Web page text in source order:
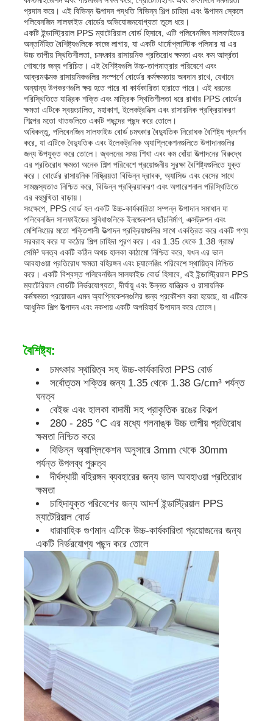
কারখানা ভ্রমণ
মান নিয়ন্ত্রণ
আমাদের সাথে যোগাযোগ করুন
খবর
সব ক্ষেত্রেই
উদ্ধৃতির জন্য আবেদন
পিপি প্লাস্টিকের বোর্ড
পিপি বিজ্ঞাপন বোর্ড
প্লাস্টিক পিপি শীট
পিপিএস বোর্ড
অগ্নি প্রতিরোধী পলিপ্রোপিলিন শীট
পিপি হলো কনস্ট্রাকশন বোর্ড
পিপি ওয়াল শীট
পলিপ্রোপিলিন শীট
পিপি পাইপ
পলিপ্রোপিলিন পাইপ ফিটিং
প্রদান করে। এই বিভিন্ন উত্পাদন পদ্ধতি বিভিন্ন শিল্প চাহিদা এবং উত্পাদন স্কেলে
পলিবেনজিন সালফাইড বোর্ডের অভিযোজনযোগ্যতা তুলে ধরে।
একটি ইন্ডাস্ট্রিয়াল PPS ম্যাটেরিয়াল বোর্ড হিসাবে, এটি পলিবেনজিন সালফাইডের
অন্তর্নিহিত বৈশিষ্ট্যগুলিকে কাজে লাগায়, যা একটি থার্মোপ্লাস্টিক পলিমার যা এর
উচ্চ তাপীয় স্থিতিশীলতা, চমৎকার রাসায়নিক প্রতিরোধ ক্ষমতা এবং কম আর্দ্রতা
শোষণের জন্য পরিচিত। এই বৈশিষ্ট্যগুলি উচ্চ-তাপমাত্রার পরিবেশে এবং
আক্রমণাত্মক রাসায়নিকগুলির সংস্পর্শে বোর্ডের কর্মক্ষমতায় অবদান রাখে, যেখানে
অন্যান্য উপকরণগুলি ক্ষয় হতে পারে বা কার্যকারিতা হারাতে পারে। এই ধরনের
পরিস্থিতিতে যান্ত্রিক শক্তি এবং মাত্রিক স্থিতিশীলতা ধরে রাখার PPS বোর্ডের
ক্ষমতা এটিকে স্বয়ংচালিত, মহাকাশ, ইলেকট্রনিক্স এবং রাসায়নিক প্রক্রিয়াকরণ
শিল্পের মতো খাতগুলিতে একটি পছন্দের পছন্দ করে তোলে।
অধিকন্তু, পলিবেনজিন সালফাইড বোর্ড চমৎকার বৈদ্যুতিক নিরোধক বৈশিষ্ট্য প্রদর্শন
করে, যা এটিকে বৈদ্যুতিক এবং ইলেকট্রনিক অ্যাপ্লিকেশনগুলিতে উপাদানগুলির
জন্য উপযুক্ত করে তোলে। জ্বলনের সময় শিখা এবং কম ধোঁয়া উত্পাদনের বিরুদ্ধে
এর প্রতিরোধ ক্ষমতা অনেক শিল্প পরিবেশে প্রয়োজনীয় সুরক্ষা বৈশিষ্ট্যগুলিতে যুক্ত
করে। বোর্ডের রাসায়নিক নিষ্ক্রিয়তা বিভিন্ন দ্রাবক, অ্যাসিড এবং বেসের সাথে
সামঞ্জস্যতাও নিশ্চিত করে, বিভিন্ন প্রক্রিয়াকরণ এবং অপারেশনাল পরিস্থিতিতে
এর বহুমুখিতা বাড়ায়।
সংক্ষেপে, PPS বোর্ড হল একটি উচ্চ-কার্যকারিতা সম্পন্ন উপাদান সমাধান যা
পলিবেনজিন সালফাইডের সুবিধাগুলিকে ইনজেকশন ছাঁচনির্মাণ, এক্সট্রুশন এবং
মেশিনিংয়ের মতো শক্তিশালী উত্পাদন প্রক্রিয়াগুলির সাথে একত্রিত করে একটি পণ্য
সরবরাহ করে যা কঠোর শিল্প চাহিদা পূরণ করে। এর 1.35 থেকে 1.38 গ্রাম/
সেমি³ ঘনত্ব একটি কঠিন অথচ হালকা কাঠামো নিশ্চিত করে, যখন এর ভাল
আবহাওয়া প্রতিরোধ ক্ষমতা বহিরঙ্গন এবং চ্যালেঞ্জিং পরিবেশে স্থায়িত্ব নিশ্চিত
করে। একটি বিশ্বস্ত পলিবেনজিন সালফাইড বোর্ড হিসাবে, এই ইন্ডাস্ট্রিয়াল PPS
ম্যাটেরিয়াল বোর্ডটি নির্ভরযোগ্যতা, দীর্ঘায়ু এবং উন্নত যান্ত্রিক ও রাসায়নিক
কর্মক্ষমতা প্রয়োজন এমন অ্যাপ্লিকেশনগুলির জন্য প্রকৌশল করা হয়েছে, যা এটিকে
আধুনিক শিল্প উত্পাদন এবং নকশায় একটি অপরিহার্য উপাদান করে তোলে।
বৈশিষ্ট্য:
চমৎকার স্থায়িত্ব সহ উচ্চ-কার্যকারিতা PPS বোর্ড
সর্বোত্তম শক্তির জন্য 1.35 থেকে 1.38 G/cm³ পর্যন্ত
ঘনত্ব
বেইজ এবং হালকা বাদামী সহ প্রাকৃতিক রঙের বিকল্প
280 - 285 °C এর মধ্যে গলনাঙ্ক উচ্চ তাপীয় প্রতিরোধ
ক্ষমতা নিশ্চিত করে
বিভিন্ন অ্যাপ্লিকেশন অনুসারে 3mm থেকে 30mm
পর্যন্ত উপলব্ধ পুরুত্ব
দীর্ঘস্থায়ী বহিরঙ্গন ব্যবহারের জন্য ভাল আবহাওয়া প্রতিরোধ
ক্ষমতা
চাহিদাযুক্ত পরিবেশের জন্য আদর্শ ইন্ডাস্ট্রিয়াল PPS
ম্যাটেরিয়াল বোর্ড
ধারাবাহিক গুণমান এটিকে উচ্চ-কার্যকারিতা প্রয়োজনের জন্য
একটি নির্ভরযোগ্য পছন্দ করে তোলে